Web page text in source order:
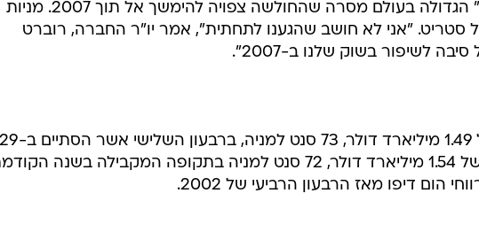
רשת "עשה זאת בעצמך" הגדולה בעולם מסרה שהחולשה צפויה להימשך אל תוך 2007. מניות
יורדות ב-1% בוול סטריט. "אני לא חושב שהגענו לתחתית", אמר יו"ר החברה, רוברט
לשיפור בשוק שלנו ב-2007".
הום דיפו רשמה רווח של 1.49 מיליארד דולר, 73 סנט למניה, ברבעון השלישי אשר הסתיים ב-29
באוקוטבר, לעומת רווח של 1.54 מיליארד דולר, 72 סנט למניה בתקופה המקבילה בשנה
הום דיפו מאז הרבעון הרביעי של 2002.